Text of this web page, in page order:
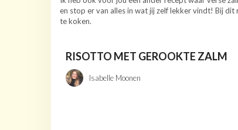
en stop er van alles in wat jij zelf lekker vindt! Bij
te koken.
RISOTTO MET GEROOKTE ZALM
Isabelle Moonen